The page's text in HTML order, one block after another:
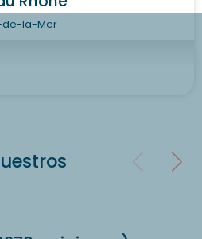
de-la-Mer